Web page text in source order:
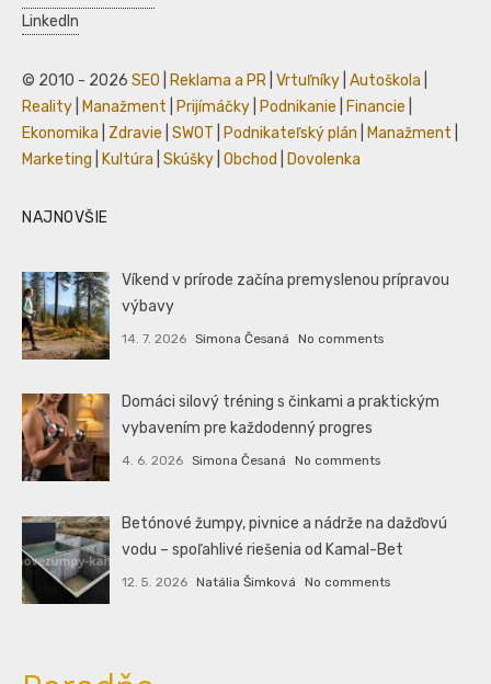
LinkedIn
© 2010 - 2026 SEO Reklama a PR Vrtuľníky Autoškola
Reality
Manažment Prijímáčky Podnikanie Financie
Ekonomika
Zdravie SWOT Podnikateľský plán Manažment
Marketing
Kultúra Skúšky Obchod Dovolenka
NAJNOVŠIE
Víkend v prírode začína premyslenou prípravou
výbavy
14. 7. 2026 Simona Česaná No comments
Domáci silový tréning s činkami a praktickým
vybavením pre každodenný progres
4. 6. 2026 Simona Česaná No comments
Betónové žumpy, pivnice a nádrže na dažďovú
vodu – spoľahlivé riešenia od Kamal-Bet
12. 5. 2026 Natália Šimková No comments